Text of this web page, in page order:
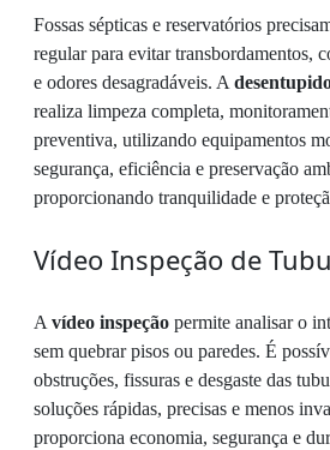
Fossas sépticas e reservatórios
regular para evitar transbordamentos,
e odores desagradáveis. A
realiza limpeza completa,
preventiva, utilizando equipamentos
segurança, eficiência e preservação
proporcionando tranquilidade e
Vídeo Inspeção de
A vídeo inspeção permite analisar o
sem quebrar pisos ou paredes. É
obstruções, fissuras e desgaste das
soluções rápidas, precisas e menos
proporciona economia, segurança e